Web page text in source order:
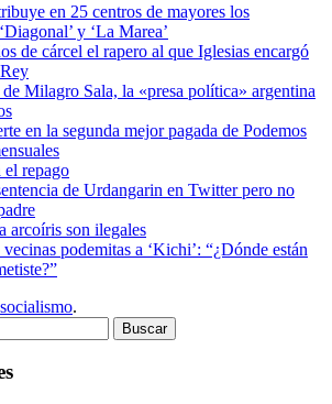
en 25 centros de mayores los
y ‘La Marea’
de cárcel el rapero al que Iglesias encargó
Milagro Sala, la «presa política» argentina
en la segunda mejor pagada de Podemos
el repago
de Urdangarin en Twitter pero no
arcoíris son ilegales
podemitas a ‘Kichi’: “¿Dónde están
socialismo.